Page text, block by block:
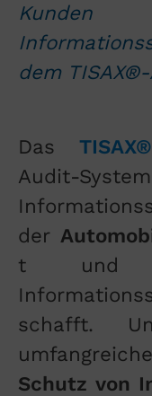
dem
Das
Audit-
der
t und
schafft.
Schutz von